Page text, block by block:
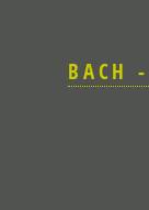
BACH